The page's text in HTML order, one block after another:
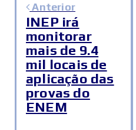
Anterior
INEP irá
monitorar
mais de 9.4
mil locais de
aplicação das
provas do
ENEM